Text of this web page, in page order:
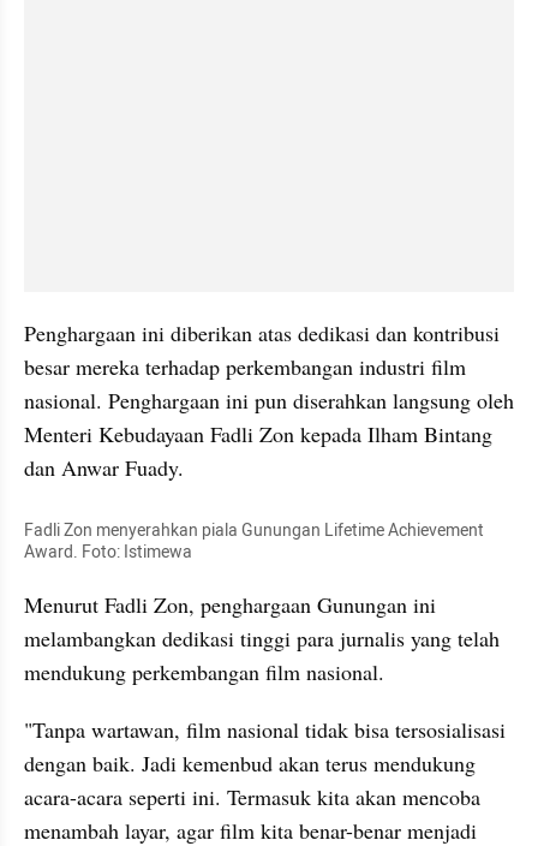
Penghargaan ini diberikan atas dedikasi dan kontribusi
besar mereka terhadap perkembangan industri film
nasional. Penghargaan ini pun diserahkan langsung oleh
Menteri Kebudayaan Fadli Zon kepada Ilham Bintang
dan Anwar Fuady.
Fadli Zon menyerahkan piala Gunungan Lifetime Achievement
Award. Foto: Istimewa
Menurut Fadli Zon, penghargaan Gunungan ini
melambangkan dedikasi tinggi para jurnalis yang telah
mendukung perkembangan film nasional.
"Tanpa wartawan, film nasional tidak bisa tersosialisasi
dengan baik. Jadi kemenbud akan terus mendukung
acara-acara seperti ini. Termasuk kita akan mencoba
menambah layar, agar film kita benar-benar menjadi